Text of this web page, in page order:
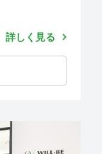
詳しく見る